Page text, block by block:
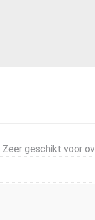
geschikt voor